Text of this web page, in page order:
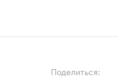
Поделиться: